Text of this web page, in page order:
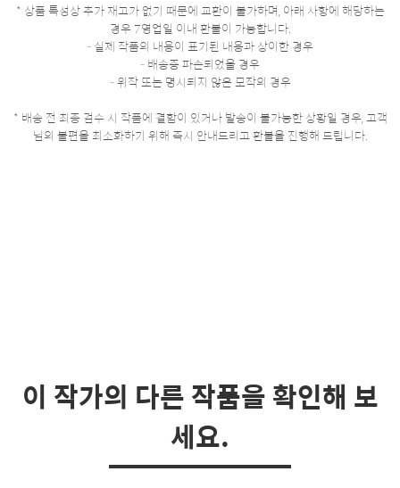
* 상품 특성상 추가 재고가 없기 때문에 교환이 불가하며, 아래 사항에 해당하는
경우 7영업일 이내 환불이 가능합니다.
- 실제 작품의 내용이 표기된 내용과 상이한 경우
- 배송중 파손되었을 경우
- 위작 또는 명시되지 않은 모작의 경우
* 배송 전 최종 검수 시 작품에 결함이 있거나 발송이 불가능한 상황일 경우, 고객
님의 불편을 최소화하기 위해 즉시 안내드리고 환불을 진행해 드립니다.
이 작가의 다른 작품을 확인해 보
세요.